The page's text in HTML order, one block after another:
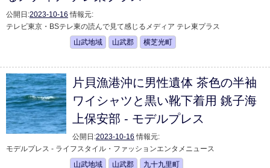
公開日:2023-10-16 情報元:
テレビ東京・BSテレ東の読んで見て感じるメディア テレ東プラス
山武地域
山武郡 横芝光町
片貝漁港沖に男性遺体 茶色の半袖
ワイシャツと黒い靴下着用 銚子海
上保安部 - モデルプレス
公開日:2023-10-16 情報元:
モデルプレス - ライフスタイル・ファッションエンタメニュース
山武地域
山武郡 九十九里町